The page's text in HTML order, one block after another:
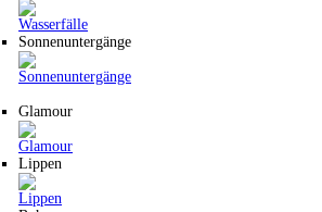
Sonnenuntergänge
Glamour
Lippen